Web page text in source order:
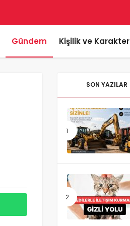
Gündem Kişilik ve Karakter
SON YAZILAR